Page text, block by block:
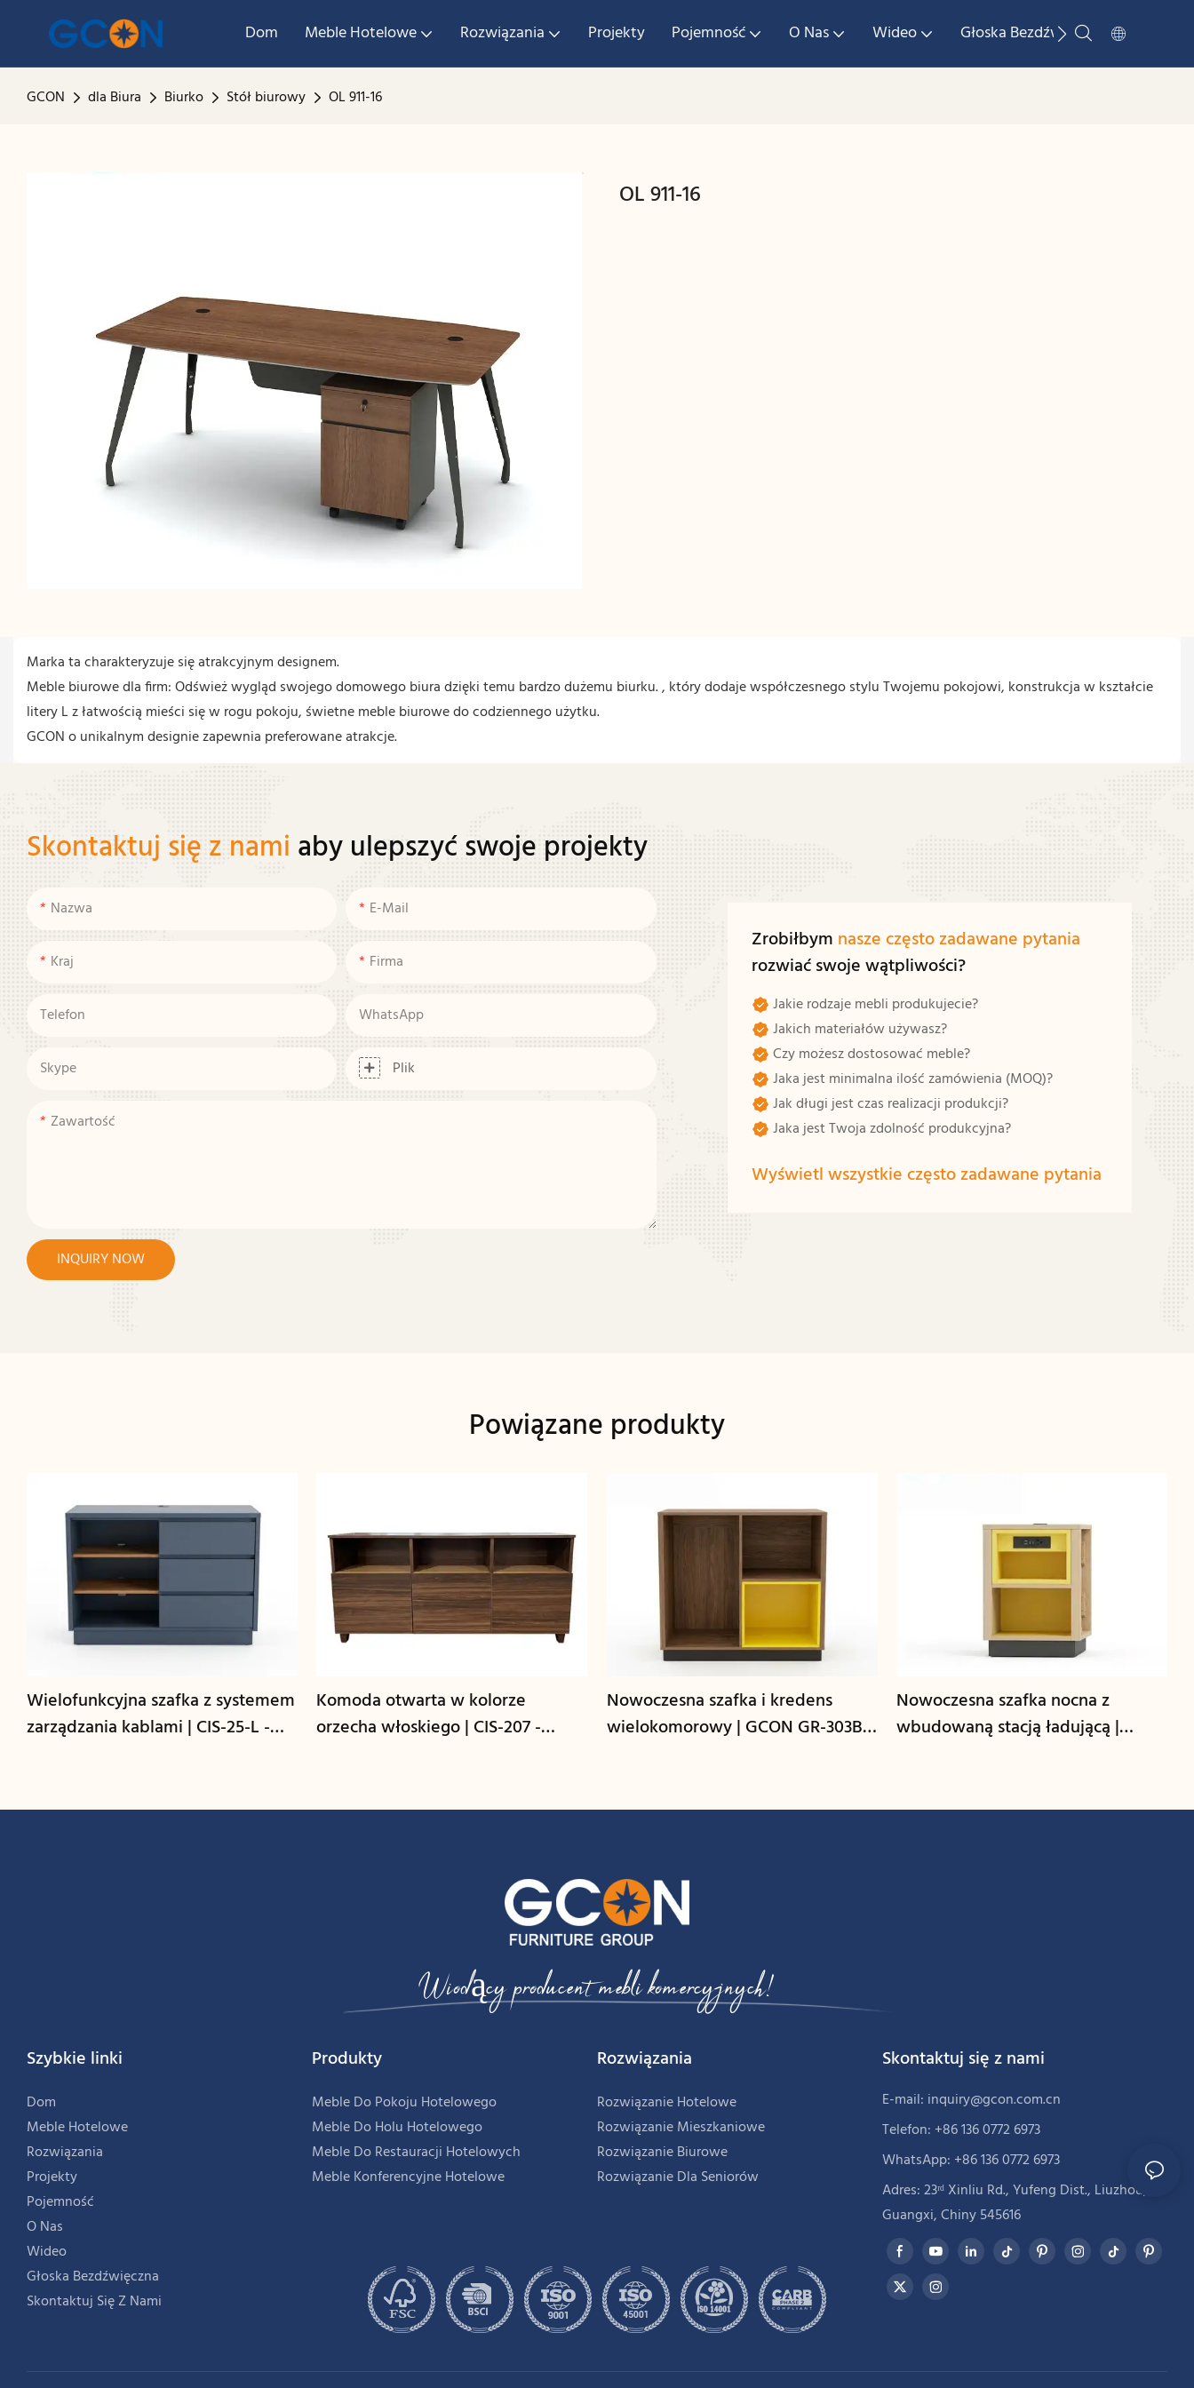
Dom Meble Hotelowe Rozwiązania Projekty Pojemność O Nas Wideo Głoska Bezdźwięczna
GCON dla Biura Biurko Stół biurowy OL 911-16
OL 911-16
Marka ta charakteryzuje się atrakcyjnym designem.
Meble biurowe dla firm: Odśwież wygląd swojego domowego biura dzięki temu bardzo dużemu biurku. , który dodaje współczesnego stylu Twojemu pokojowi, konstrukcja w kształcie
litery L z łatwością mieści się w rogu pokoju, świetne meble biurowe do codziennego użytku.
GCON o unikalnym designie zapewnia preferowane atrakcje.
Skontaktuj się z nami aby ulepszyć swoje projekty
Nazwa E-Mail
Kraj Firma
Telefon WhatsApp
Skype Plik
Zawartość
INQUIRY NOW
Zrobiłbym nasze często zadawane pytania
rozwiać swoje wątpliwości?
Jakie rodzaje mebli produkujecie?
Jakich materiałów używasz?
Czy możesz dostosować meble?
Jaka jest minimalna ilość zamówienia (MOQ)?
Jak długi jest czas realizacji produkcji?
Jaka jest Twoja zdolność produkcyjna?
Wyświetl wszystkie często zadawane pytania
Powiązane produkty
Wielofunkcyjna szafka z systemem
zarządzania kablami | CIS-25-L -
Komoda otwarta w kolorze
orzecha włoskiego | CIS-207 -
Nowoczesna szafka i kredens
wielokomorowy | GCON GR-303B-
Nowoczesna szafka nocna z
wbudowaną stacją ładującą |
Wiodący producent mebli komercyjnych!
Szybkie linki
Dom
Meble Hotelowe
Rozwiązania
Projekty
Pojemność
O Nas
Wideo
Głoska Bezdźwięczna
Skontaktuj Się Z Nami
Produkty
Meble Do Pokoju Hotelowego
Meble Do Holu Hotelowego
Meble Do Restauracji Hotelowych
Meble Konferencyjne Hotelowe
Rozwiązania
Rozwiązanie Hotelowe
Rozwiązanie Mieszkaniowe
Rozwiązanie Biurowe
Rozwiązanie Dla Seniorów
Skontaktuj się z nami
E-mail: inquiry@gcon.com.cn
Telefon: +86 136 0772 6973
WhatsApp: +86 136 0772 6973
Adres: 23ʳᵈ Xinliu Rd., Yufeng Dist., Liuzhou,
Guangxi, Chiny 545616